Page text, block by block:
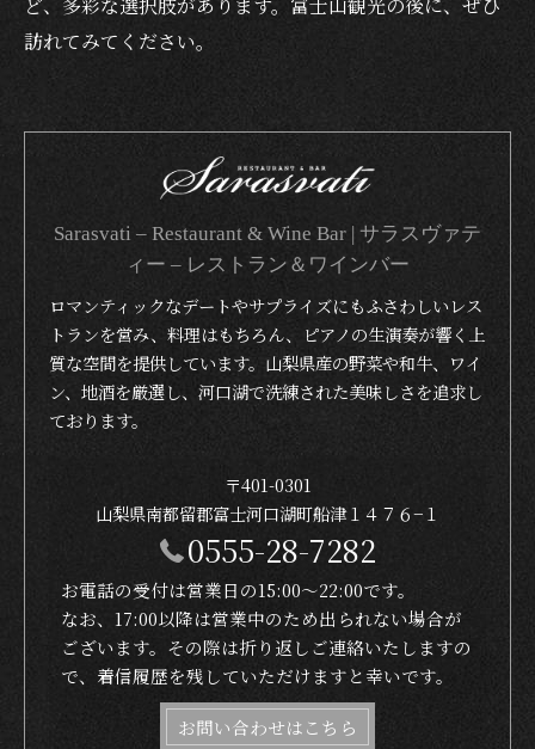
訪れてみてください。
Sarasvati – Restaurant & Wine Bar | サラスヴァテ
ィー – レストラン＆ワインバー
ロマンティックなデートやサプライズにもふさわしいレス
トランを営み、料理はもちろん、ピアノの生演奏が響く上
質な空間を提供しています。山梨県産の野菜や和牛、ワイ
ン、地酒を厳選し、河口湖で洗練された美味しさを追求し
ております。
〒401-0301
山梨県南都留郡富士河口湖町船津１４７６−１
0555-28-7282
お電話の受付は営業日の15:00〜22:00です。
なお、17:00以降は営業中のため出られない場合が
ございます。その際は折り返しご連絡いたしますの
で、着信履歴を残していただけますと幸いです。
お問い合わせはこちら